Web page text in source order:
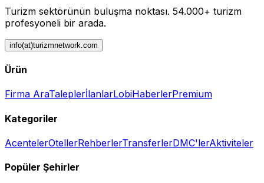
Turizm sektörünün buluşma noktası. 54.000+ turizm
profesyoneli bir arada.
info(at)turizmnetwork.com
Ürün
Firma AraTaleplerİlanlarLobiHaberlerPremium
Kategoriler
AcentelerOtellerRehberlerTransferlerDMC'lerAktiviteler
Popüler Şehirler